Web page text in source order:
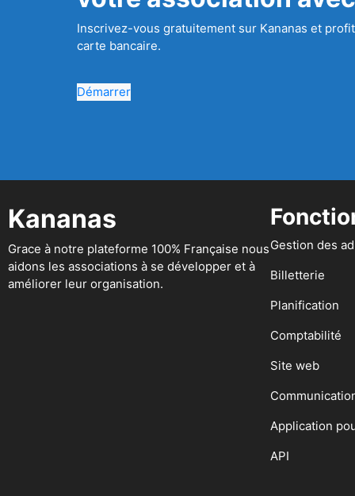
Inscrivez-vous gratuitement sur Kananas et
carte bancaire.
Démarrer
Kananas
Grace à notre plateforme 100% Française nous
aidons les associations à se développer et à
améliorer leur organisation.
Gestion des
Billetterie
Planification
Comptabilité
Site web
Application
API